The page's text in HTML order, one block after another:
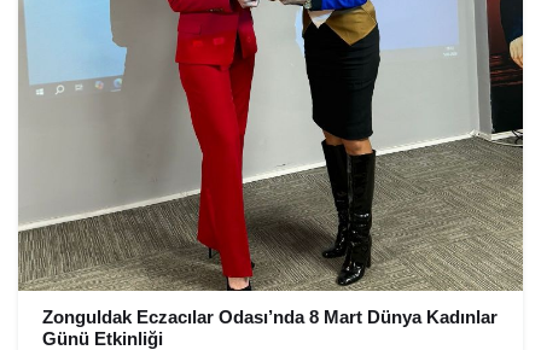
Zonguldak Eczacılar Odası’nda 8 Mart Dünya Kadınlar
Günü Etkinliği